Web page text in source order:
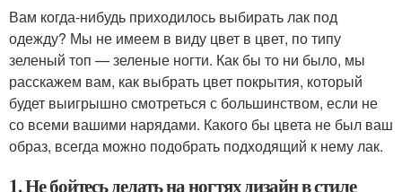
Вам когда-нибудь приходилось выбирать лак под
одежду? Мы не имеем в виду цвет в цвет, по типу
зеленый топ — зеленые ногти. Как бы то ни было, мы
расскажем вам, как выбрать цвет покрытия, который
будет выигрышно смотреться с большинством, если не
со всеми вашими нарядами. Какого бы цвета не был ваш
образ, всегда можно подобрать подходящий к нему лак.
1. Не бойтесь делать на ногтях дизайн в стиле